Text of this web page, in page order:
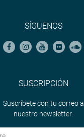
SÍGUENOS
SUSCRIPCIÓN
Suscríbete con tu correo a
nuestro newsletter.